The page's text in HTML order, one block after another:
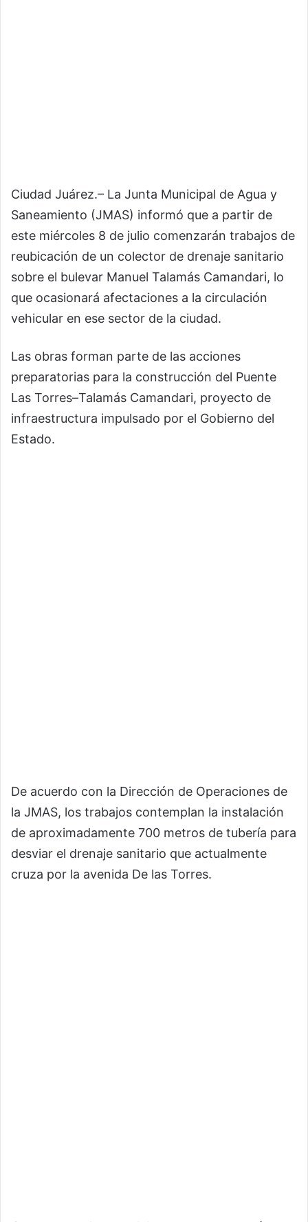
Ciudad Juárez.– La Junta Municipal de Agua y
Saneamiento (JMAS) informó que a partir de
este miércoles 8 de julio comenzarán trabajos de
reubicación de un colector de drenaje sanitario
sobre el bulevar Manuel Talamás Camandari, lo
que ocasionará afectaciones a la circulación
vehicular en ese sector de la ciudad.
Las obras forman parte de las acciones
preparatorias para la construcción del Puente
Las Torres–Talamás Camandari, proyecto de
infraestructura impulsado por el Gobierno del
Estado.
De acuerdo con la Dirección de Operaciones de
la JMAS, los trabajos contemplan la instalación
de aproximadamente 700 metros de tubería para
desviar el drenaje sanitario que actualmente
cruza por la avenida De las Torres.